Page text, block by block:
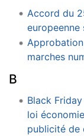
Accord du
europeenne
marches
B
Black
loi
publicité de